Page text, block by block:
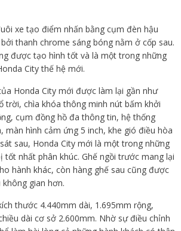
xe tạo điểm nhấn bằng cụm đèn hậu
thanh chrome sáng bóng nằm ở cốp sau.
được tạo hình tốt và là một trong những
City thế hệ mới.
Honda City mới được làm lại gần như
trời, chìa khóa thông minh nút bấm khởi
cụm đồng hồ đa thông tin, hệ thống
màn hình cảm ứng 5 inch, khe gió điều hòa
sau, Honda City mới là một trong những
nhất phân khúc. Ghế ngồi trước mang lại
hành khác, còn hàng ghế sau cũng được
gian hơn.
thước 4.440mm dài, 1.695mm rộng,
dài cơ sở 2.600mm. Nhờ sự điều chỉnh